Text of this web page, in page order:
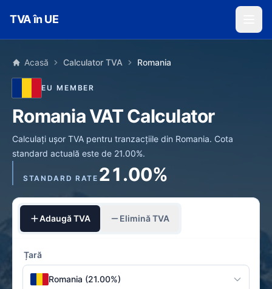
TVA în UE
Acasă Calculator TVA Romania
EU MEMBER
Romania VAT Calculator
Calculați ușor TVA pentru tranzacțiile din Romania. Cota
standard actuală este de 21.00%.
STANDARD RATE 21.00%
Adaugă TVA Elimină TVA
Țară
Romania (21.00%)